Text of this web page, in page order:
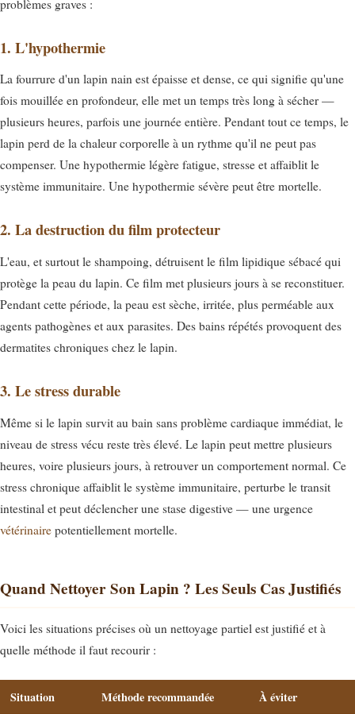
problèmes graves :
1. L'hypothermie
La fourrure d'un lapin nain est épaisse et dense, ce qui signifie qu'une
fois mouillée en profondeur, elle met un temps très long à sécher —
plusieurs heures, parfois une journée entière. Pendant tout ce temps, le
lapin perd de la chaleur corporelle à un rythme qu'il ne peut pas
compenser. Une hypothermie légère fatigue, stresse et affaiblit le
système immunitaire. Une hypothermie sévère peut être mortelle.
2. La destruction du film protecteur
L'eau, et surtout le shampoing, détruisent le film lipidique sébacé qui
protège la peau du lapin. Ce film met plusieurs jours à se reconstituer.
Pendant cette période, la peau est sèche, irritée, plus perméable aux
agents pathogènes et aux parasites. Des bains répétés provoquent des
dermatites chroniques chez le lapin.
3. Le stress durable
Même si le lapin survit au bain sans problème cardiaque immédiat, le
niveau de stress vécu reste très élevé. Le lapin peut mettre plusieurs
heures, voire plusieurs jours, à retrouver un comportement normal. Ce
stress chronique affaiblit le système immunitaire, perturbe le transit
intestinal et peut déclencher une stase digestive — une urgence
vétérinaire potentiellement mortelle.
Quand Nettoyer Son Lapin ? Les Seuls Cas Justifiés
Voici les situations précises où un nettoyage partiel est justifié et à
quelle méthode il faut recourir :
Situation Méthode recommandée À éviter